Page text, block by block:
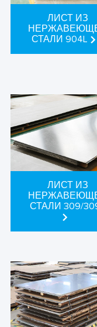
ЛИСТ ИЗ
СТАЛИ 904L
ЛИСТ ИЗ
СТАЛИ 309/